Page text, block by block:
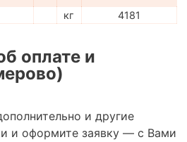
кг 4181
оплате и
и другие
и оформите заявку — с Вами